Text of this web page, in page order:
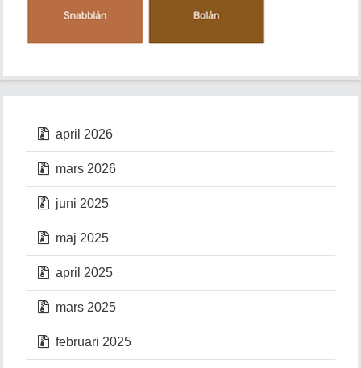
april 2026
mars 2026
juni 2025
maj 2025
april 2025
mars 2025
februari 2025